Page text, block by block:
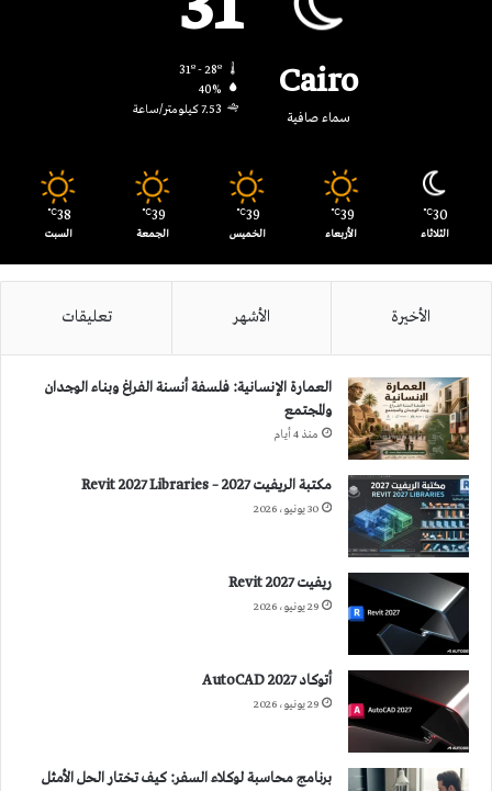
Cairo
سماء صافية
40%
7.53 كيلومتر/ساعة
30
℃
الثلاثاء
39
℃
الأربعاء
39
℃
الخميس
39
℃
الجمعة
38
℃
السبت
الأخيرة الأشهر تعليقات
العمارة الإنسانية: فلسفة أنسنة الفراغ وبناء الوجدان
والمجتمع
منذ 4 أيام
مكتبة الريفيت 2027 – Revit 2027 Libraries
30 يونيو، 2026
ريفيت 2027 Revit
29 يونيو، 2026
أتوكاد 2027 AutoCAD
29 يونيو، 2026
برنامج محاسبة لوكلاء السفر: كيف تختار الحل الأمثل